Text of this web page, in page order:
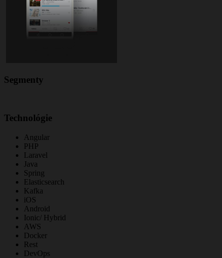
Segmenty
Technológie
Angular
PHP
Laravel
Java
Spring
Elasticsearch
Kafka
iOS
Android
Ionic/ Hybrid
AWS
Docker
Rest
DevOps